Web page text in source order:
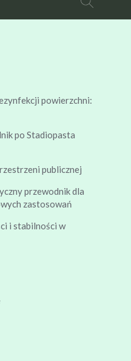
powierzchni:
po Stadiopasta
publicznej
przewodnik dla
zastosowań
i stabilności w